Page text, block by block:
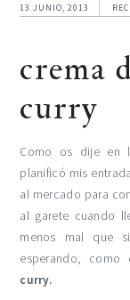
13 JUNIO, 2013
crema
curry
Como os dije en
planificó mis
al mercado para
al garete cuando
menos mal que
esperando, como
curry.